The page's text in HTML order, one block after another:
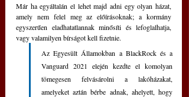
Már ha egyáltalán el lehet majd adni egy olyan házat,
amely nem felel meg az előírásoknak; a kormány
egyszerűen eladhatatlannak minősíti és lefoglalhatja,
vagy valamilyen bírságot kell fizetnie.
Az Egyesült Államokban a BlackRock és a
Vanguard 2021 elején kezdte el komolyan
tömegesen felvásárolni a lakóházakat,
amelyeket aztán bérbe adnak, ahelyett, hogy